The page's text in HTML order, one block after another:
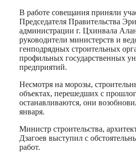
В работе совещания приняли
Председателя Правительства
администрации г. Цхинвала
руководители министерств и
генподрядных строительных
профильных государственных
предприятий.
Несмотря на морозы,
объектах, перешедших с
останавливаются, они
января.
Министр строительства,
Дзагоев выступил с
работ.